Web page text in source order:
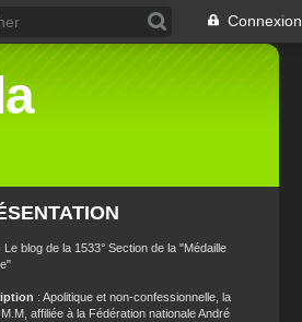
Connexion
: Le blog de la 1533° Section de la "Médaille
: Apolitique et non-confessionnelle, la
affiliée à la Fédération nationale André